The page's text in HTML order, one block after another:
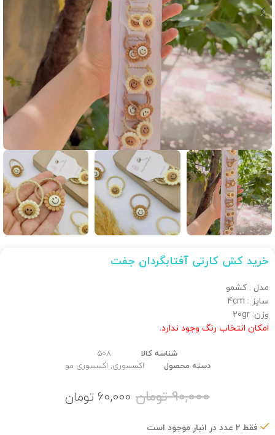
خرید کش کارتی آفتابگردان جفت
مدل : کشمو
سایز : 4cm
وزن: 20gr
امکان انتخاب رنگ وجود ندارد.
شناسه کالا
508
دسته محصول
اکسسوری, اکسسوری مو
90,000 تومان 60,000 تومان
فقط 2 عدد در انبار موجود است